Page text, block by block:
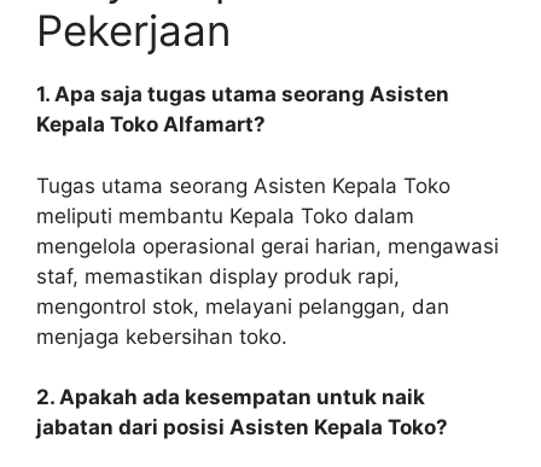
Pekerjaan
1. Apa saja tugas utama seorang Asisten
Kepala Toko Alfamart?
Tugas utama seorang Asisten Kepala Toko
meliputi membantu Kepala Toko dalam
mengelola operasional gerai harian, mengawasi
staf, memastikan display produk rapi,
mengontrol stok, melayani pelanggan, dan
menjaga kebersihan toko.
2. Apakah ada kesempatan untuk naik
jabatan dari posisi Asisten Kepala Toko?